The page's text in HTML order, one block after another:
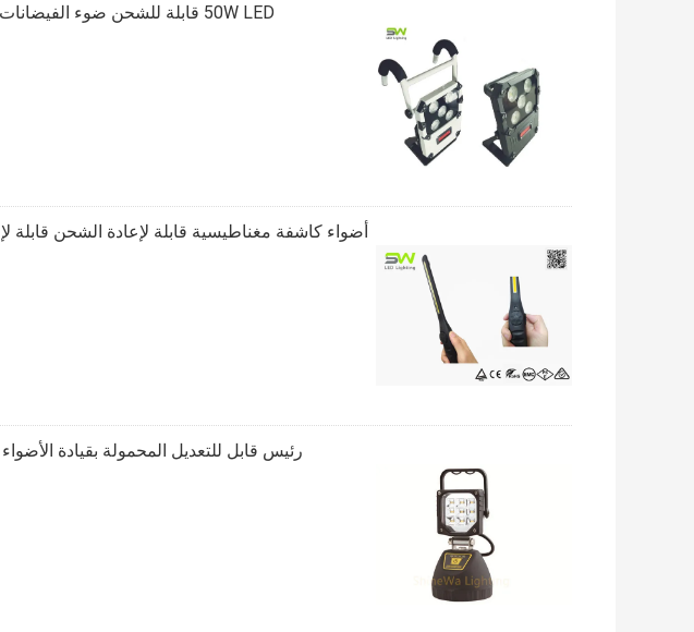
50W LED قابلة للشحن ضوء الفيضانات ضوء العمل مصابيح الدائمة المحمولة
رئيس قابل للتعديل المحمولة بقيادة